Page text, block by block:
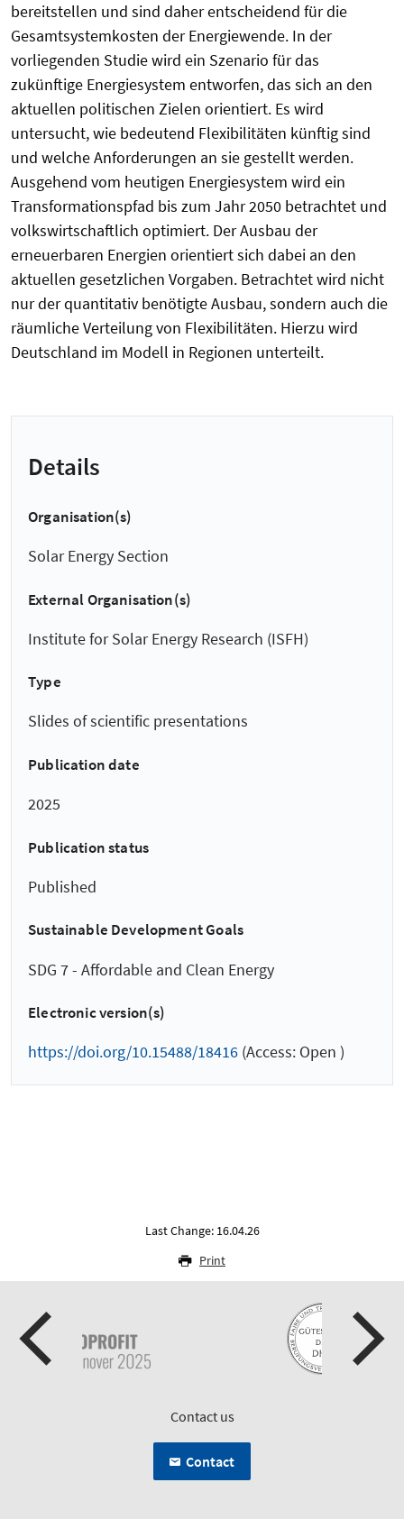
bereitstellen und sind daher entscheidend für die
Gesamtsystemkosten der Energiewende. In der
vorliegenden Studie wird ein Szenario für das
zukünftige Energiesystem entworfen, das sich an den
aktuellen politischen Zielen orientiert. Es wird
untersucht, wie bedeutend Flexibilitäten künftig sind
und welche Anforderungen an sie gestellt werden.
Ausgehend vom heutigen Energiesystem wird ein
Transformationspfad bis zum Jahr 2050 betrachtet und
volkswirtschaftlich optimiert. Der Ausbau der
erneuerbaren Energien orientiert sich dabei an den
aktuellen gesetzlichen Vorgaben. Betrachtet wird nicht
nur der quantitativ benötigte Ausbau, sondern auch die
räumliche Verteilung von Flexibilitäten. Hierzu wird
Deutschland im Modell in Regionen unterteilt.
Details
Organisation(s)
Solar Energy Section
External Organisation(s)
Institute for Solar Energy Research (ISFH)
Type
Slides of scientific presentations
Publication date
2025
Publication status
Published
Sustainable Development Goals
SDG 7 - Affordable and Clean Energy
Electronic version(s)
https://doi.org/10.15488/18416 (Access: Open )
Last Change: 16.04.26
Print
Contact us
Contact